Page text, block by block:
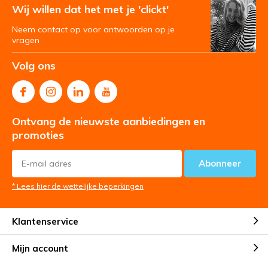
Wij willen dat het met je 'clickt'
Neem contact op voor antwoorden op je
vragen
Volg ons
Ontvang de nieuwste aanbiedingen en
promoties
Abonneer
* Lees hier de wettelijke beperkingen
Klantenservice
Mijn account